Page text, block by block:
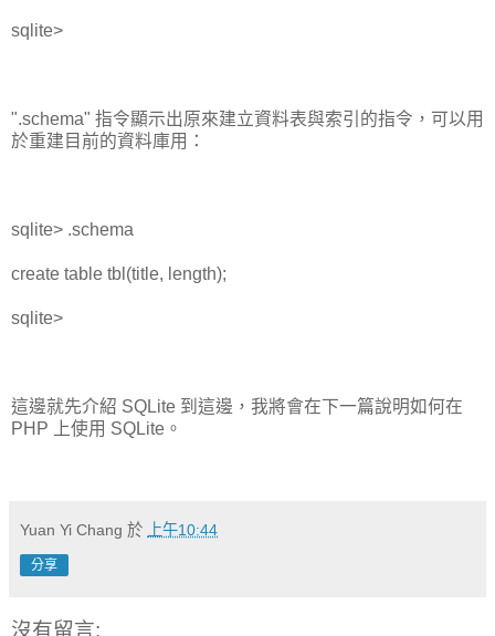
sqlite>
".schema" 指令顯示出原來建立資料表與索引的指令，可以用
於重建目前的資料庫用：
sqlite> .schema
create table tbl(title, length);
sqlite>
這邊就先介紹 SQLite 到這邊，我將會在下一篇說明如何在
PHP 上使用 SQLite。
Yuan Yi Chang 於 上午10:44
分享
沒有留言: